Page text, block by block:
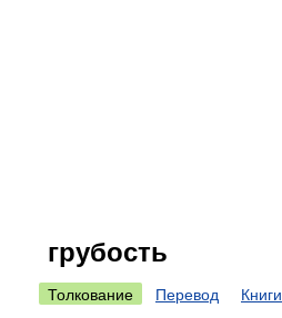
грубость
Толкование Перевод Книги